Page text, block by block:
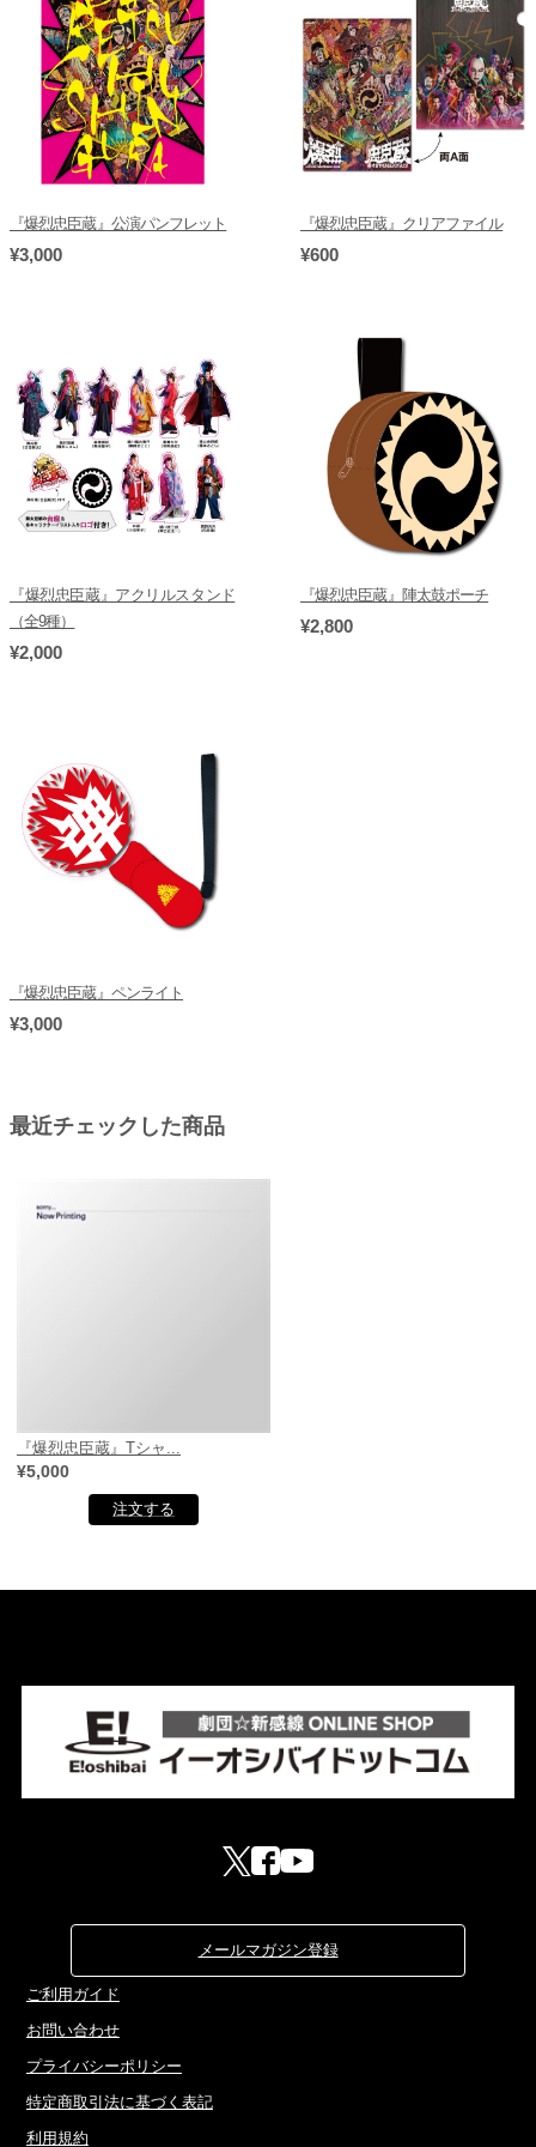
『爆烈忠臣蔵』公演パンフレット
¥3,000
『爆烈忠臣蔵』クリアファイル
¥600
『爆烈忠臣蔵』アクリルスタンド
（全9種）
¥2,000
『爆烈忠臣蔵』陣太鼓ポーチ
¥2,800
『爆烈忠臣蔵』ペンライト
¥3,000
最近チェックした商品
『爆烈忠臣蔵』Tシャ...
¥5,000
メールマガジン登録
ご利用ガイド
お問い合わせ
プライバシーポリシー
特定商取引法に基づく表記
利用規約